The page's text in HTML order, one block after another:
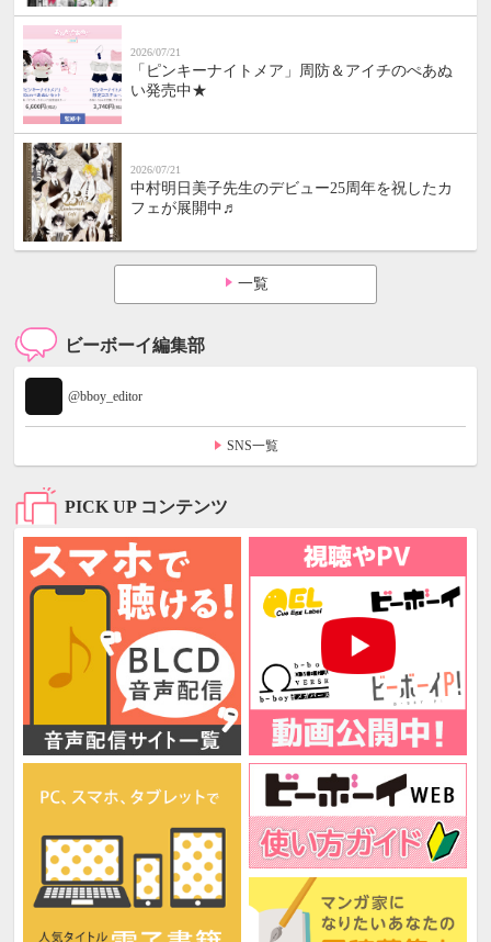
2026/07/21
「ピンキーナイトメア」周防＆アイチのぺあぬ
い発売中★
2026/07/21
中村明日美子先生のデビュー25周年を祝したカ
フェが展開中♬
一覧
ビーボーイ編集部
@bboy_editor
SNS一覧
PICK UP コンテンツ